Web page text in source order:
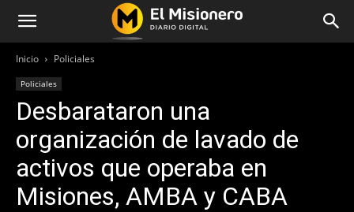
Inicio Policiales
Policiales
Desbarataron una
organización de lavado de
activos que operaba en
Misiones, AMBA y CABA